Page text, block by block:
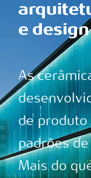
e
As
de produto
padrões
Mais do